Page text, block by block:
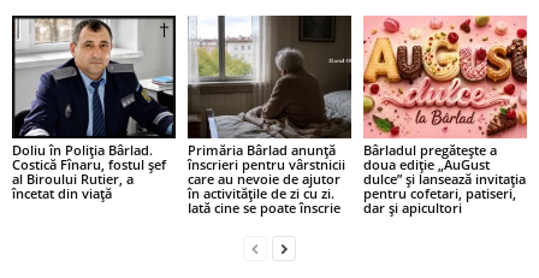
Doliu în Poliția Bârlad.
Costică Fînaru, fostul șef
al Biroului Rutier, a
încetat din viață
Primăria Bârlad anunță
înscrieri pentru vârstnicii
care au nevoie de ajutor
în activitățile de zi cu zi.
Iată cine se poate înscrie
Bârladul pregătește a
doua ediție „AuGust
dulce” și lansează invitația
pentru cofetari, patiseri,
dar și apicultori